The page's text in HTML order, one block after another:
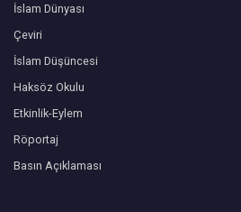
İslam Dünyası
Çeviri
İslam Düşüncesi
Haksöz Okulu
Etkinlik-Eylem
Röportaj
Basın Açıklaması